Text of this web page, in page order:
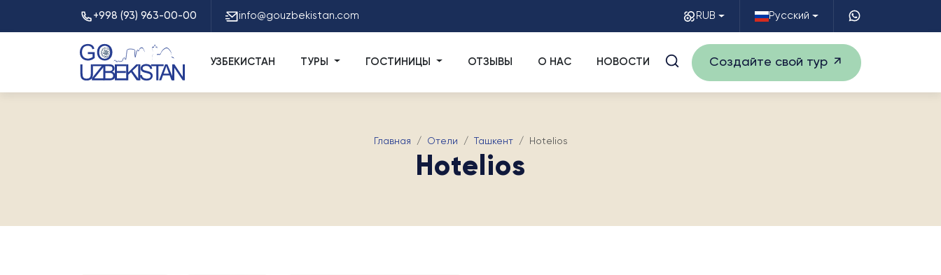
+998 (93) 963-00-00 info@gouzbekistan.com RUB Русский
УЗБЕКИСТАН ТУРЫ ГОСТИНИЦЫ ОТЗЫВЫ О НАС НОВОСТИ Создайте свой тур
Главная Отели Ташкент Hotelios
Hotelios